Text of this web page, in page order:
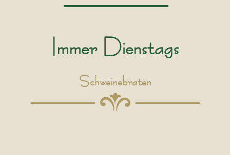
Immer Dienstags
Schweinebraten